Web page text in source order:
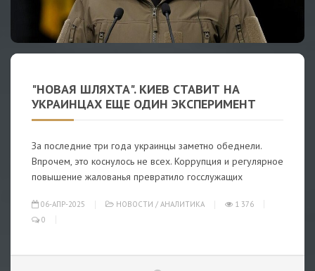
"НОВАЯ ШЛЯХТА". КИЕВ СТАВИТ НА
УКРАИНЦАХ ЕЩЕ ОДИН ЭКСПЕРИМЕНТ
За последние три года украинцы заметно обеднели.
Впрочем, это коснулось не всех. Коррупция и регулярное
повышение жалованья превратило госслужащих
06-АПР-2025 НОВОСТИ / АНАЛИТИКА
1 376
0